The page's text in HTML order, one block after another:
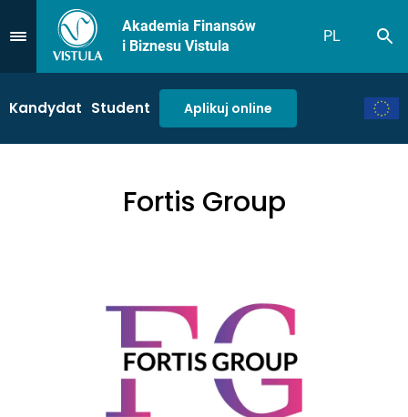
Przejdź do Menu
Akademia Finansów
i Biznesu Vistula
PL
Kandydat Student Aplikuj online
Fortis Group